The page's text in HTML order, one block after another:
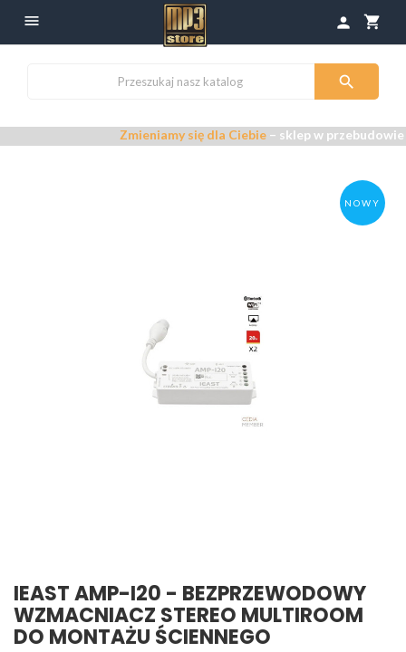
 shopping_cart
person

Zmieniamy się dla Ciebie– sklep w przebudowie –
NOWY
IEAST AMP-I20 - BEZPRZEWODOWY
WZMACNIACZ STEREO MULTIROOM
DO MONTAŻU ŚCIENNEGO